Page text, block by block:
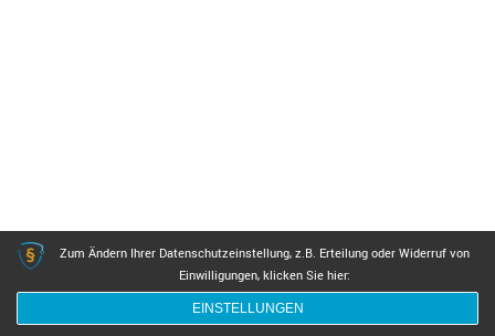
Zum Ändern Ihrer Datenschutzeinstellung, z.B. Erteilung oder Widerruf von
Einwilligungen, klicken Sie hier:
EINSTELLUNGEN